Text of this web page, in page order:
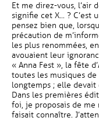
Et me direz-vous, l’air
signifie cet X... ? C’est
pensez bien que,
précaution de
les plus renommées,
avouaient leur
« Anna Fest », la fête
toutes les musiques
longtemps ; elle
Dans les premières
foi, je proposais de me
faisait connaître.